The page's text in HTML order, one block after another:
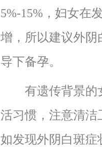
5%-15%，妇女在
增，所以建议外阴
导下备孕。
有遗传背景的女
活习惯，注意清洁
如发现外阴白斑症